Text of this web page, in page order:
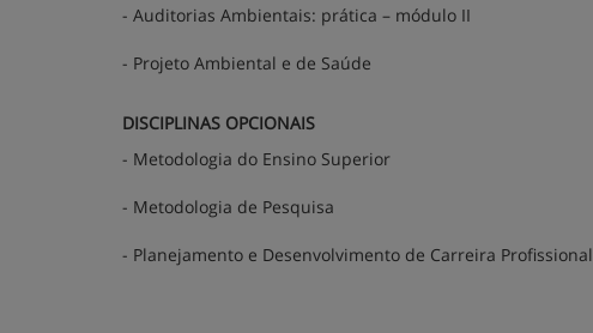
- Auditorias Ambientais: prática – módulo II
- Projeto Ambiental e de Saúde
DISCIPLINAS OPCIONAIS
- Metodologia do Ensino Superior
- Metodologia de Pesquisa
- Planejamento e Desenvolvimento de Carreira Profissional